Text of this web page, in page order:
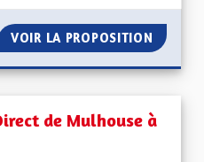
VOIR LA PROPOSITION
de Mulhouse à